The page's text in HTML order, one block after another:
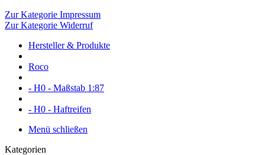
Zur Kategorie Impressum
Zur Kategorie Widerruf
Hersteller & Produkte
Roco
- H0 - Maßstab 1:87
- H0 - Haftreifen
Menü schließen
Kategorien